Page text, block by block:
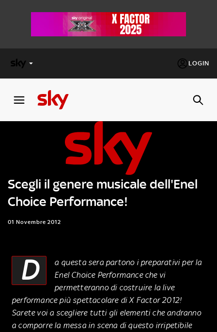
LOGIN
FACTOR
Cos’altro vedere:
PROGRAMMI SKY
Un mondo di offerte:
SKY.IT
Scegli il genere musicale dell'Enel
Choice Performance!
01 Novembre 2012
D
a questa sera partono i preparativi per la
Enel Choice Performance che vi
permetteranno di costruire la live
performance più spettacolare di X Factor 2012!
Sarete voi a scegliere tutti gli elementi che andranno
a comporre la messa in scena di questo irripetibile